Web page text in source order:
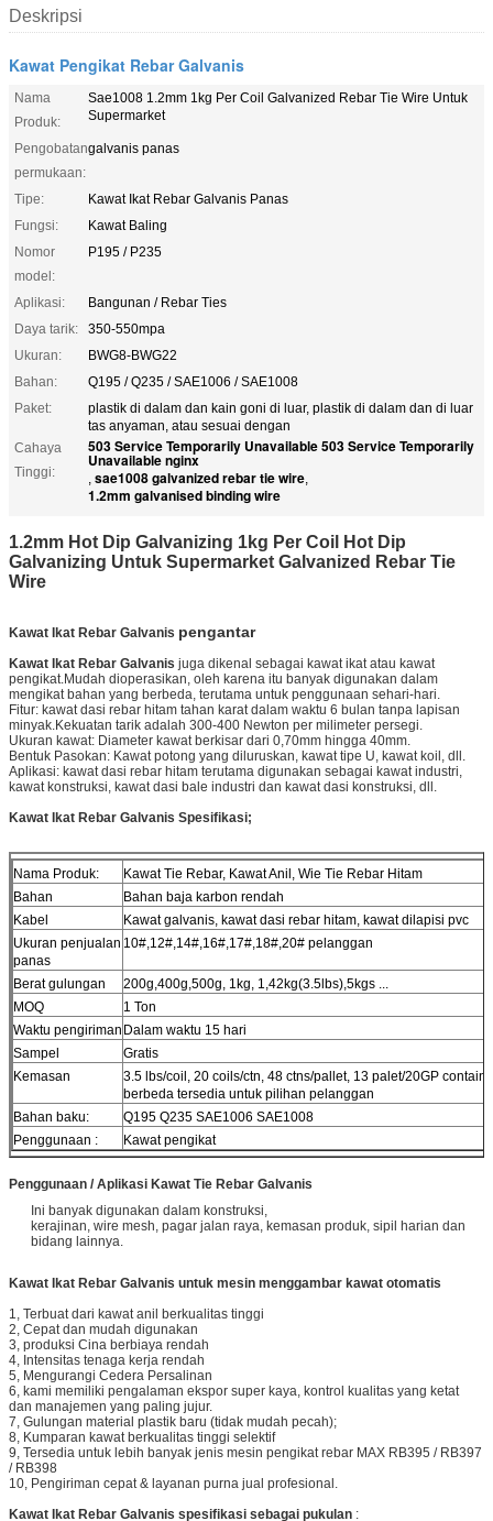
Deskripsi
Kawat Pengikat Rebar Galvanis
Nama
Produk:
Sae1008 1.2mm 1kg Per Coil Galvanized Rebar Tie Wire Untuk
Supermarket
Pengobatan
permukaan:
galvanis panas
Tipe:
Kawat Ikat Rebar Galvanis Panas
Fungsi:
Kawat Baling
Nomor
model:
P195 / P235
Aplikasi:
Bangunan / Rebar Ties
Daya tarik:
350-550mpa
Ukuran:
BWG8-BWG22
Bahan:
Q195 / Q235 / SAE1006 / SAE1008
Paket:
plastik di dalam dan kain goni di luar, plastik di dalam dan di luar
tas anyaman, atau sesuai dengan
Cahaya
Tinggi:
503 Service Temporarily Unavailable 503 Service Temporarily
Unavailable nginx
, sae1008 galvanized rebar tie wire,
1.2mm galvanised binding wire
1.2mm Hot Dip Galvanizing 1kg Per Coil Hot Dip
Galvanizing Untuk Supermarket Galvanized Rebar Tie
Wire
Kawat Ikat Rebar Galvanis pengantar
Kawat Ikat Rebar Galvanis juga dikenal sebagai kawat ikat atau kawat
pengikat.Mudah dioperasikan, oleh karena itu banyak digunakan dalam
mengikat bahan yang berbeda, terutama untuk penggunaan sehari-hari.
Fitur: kawat dasi rebar hitam tahan karat dalam waktu 6 bulan tanpa lapisan
minyak.Kekuatan tarik adalah 300-400 Newton per milimeter persegi.
Ukuran kawat: Diameter kawat berkisar dari 0,70mm hingga 40mm.
Bentuk Pasokan: Kawat potong yang diluruskan, kawat tipe U, kawat koil, dll.
Aplikasi: kawat dasi rebar hitam terutama digunakan sebagai kawat industri,
kawat konstruksi, kawat dasi bale industri dan kawat dasi konstruksi, dll.
Kawat Ikat Rebar Galvanis Spesifikasi;
Nama Produk:
Kawat Tie Rebar, Kawat Anil, Wie Tie Rebar Hitam
Bahan
Bahan baja karbon rendah
Kabel
Kawat galvanis, kawat dasi rebar hitam, kawat dilapisi pvc
Ukuran penjualan
panas
10#,12#,14#,16#,17#,18#,20# pelanggan
Berat gulungan
200g,400g,500g, 1kg, 1,42kg(3.5lbs),5kgs ...
MOQ
1 Ton
Waktu pengiriman Dalam waktu 15 hari
Sampel
Gratis
Kemasan
3.5 lbs/coil, 20 coils/ctn, 48 ctns/pallet, 13 palet/20GP
berbeda tersedia untuk pilihan pelanggan
Bahan baku:
Q195 Q235 SAE1006 SAE1008
Penggunaan :
Kawat pengikat
Penggunaan / Aplikasi Kawat Tie Rebar Galvanis
Ini banyak digunakan dalam konstruksi,
kerajinan, wire mesh, pagar jalan raya, kemasan produk, sipil harian dan
bidang lainnya.
Kawat Ikat Rebar Galvanis untuk mesin menggambar kawat otomatis
1, Terbuat dari kawat anil berkualitas tinggi
2, Cepat dan mudah digunakan
3, produksi Cina berbiaya rendah
4, Intensitas tenaga kerja rendah
5, Mengurangi Cedera Persalinan
6, kami memiliki pengalaman ekspor super kaya, kontrol kualitas yang ketat
dan manajemen yang paling jujur.
7, Gulungan material plastik baru (tidak mudah pecah);
8, Kumparan kawat berkualitas tinggi selektif
9, Tersedia untuk lebih banyak jenis mesin pengikat rebar MAX RB395 / RB397
/ RB398
10, Pengiriman cepat & layanan purna jual profesional.
Kawat Ikat Rebar Galvanis spesifikasi sebagai pukulan :